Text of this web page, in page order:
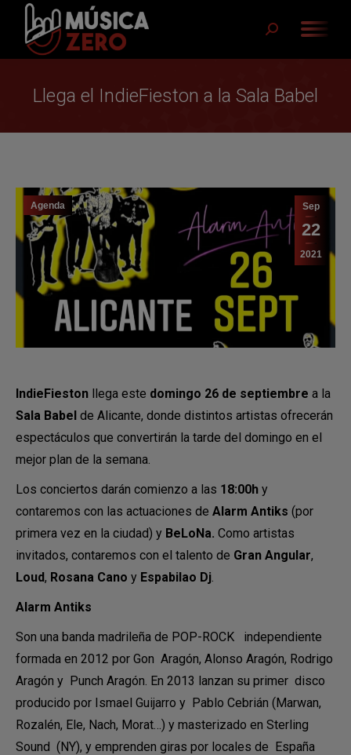
Buscar:
Llega el IndieFieston a la Sala Babel
Sep
22
2021
Agenda
IndieFieston llega este domingo 26 de septiembre a la
Sala Babel de Alicante, donde distintos artistas ofrecerán
espectáculos que convertirán la tarde del domingo en el
mejor plan de la semana.
Los conciertos darán comienzo a las 18:00h y
contaremos con las actuaciones de Alarm Antiks (por
primera vez en la ciudad) y BeLoNa. Como artistas
invitados, contaremos con el talento de Gran Angular,
Loud, Rosana Cano y Espabilao Dj.
Alarm Antiks
Son una banda madrileña de POP-ROCK independiente
formada en 2012 por Gon Aragón, Alonso Aragón, Rodrigo
Aragón y Punch Aragón. En 2013 lanzan su primer disco
producido por Ismael Guijarro y Pablo Cebrián (Marwan,
Rozalén, Ele, Nach, Morat…) y masterizado en Sterling
Sound (NY), y emprenden giras por locales de España